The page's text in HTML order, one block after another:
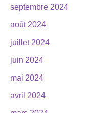
septembre 2024
août 2024
juillet 2024
juin 2024
mai 2024
avril 2024